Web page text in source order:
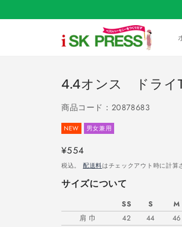
進む
4.4オンス ドライ
商品コード：20878683
NEW 男女兼用
通
常
価
格
¥554
税込。 配送料はチェックアウト時に計算
サイズについて
SS S M
肩 巾
42 44 46